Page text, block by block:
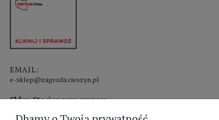
EMAIL:
e-sklep@zagroda.cieszyn.pl
Sklep Stacjonarny czynny: